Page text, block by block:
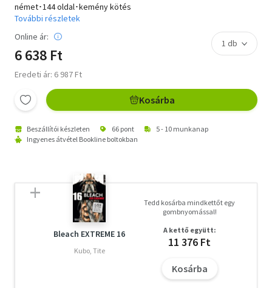
német･144 oldal･kemény kötés
További részletek
Online ár:
6 638 Ft
Eredeti ár: 6 987 Ft
Kosárba
Beszállítói készleten 66 pont
5 - 10 munkanap
Ingyenes átvétel Bookline boltokban
Bleach EXTREME 16
Kubo, Tite
Tedd kosárba mindkettőt egy
gombnyomással!
A kettő együtt:
11 376 Ft
Kosárba